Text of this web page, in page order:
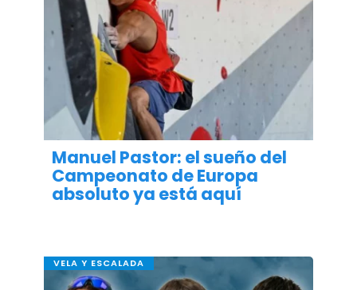
Manuel Pastor: el sueño del
Campeonato de Europa
absoluto ya está aquí
VELA Y ESCALADA